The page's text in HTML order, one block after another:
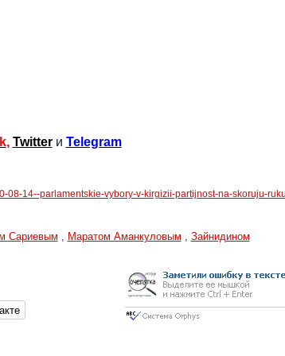
, Twitter и Telegram
08-14--parlamentskie-vybory-v-kirgizii-partijnost-na-skoruju-
Сариевым , Маратом Аманкуловым , Зайнидином